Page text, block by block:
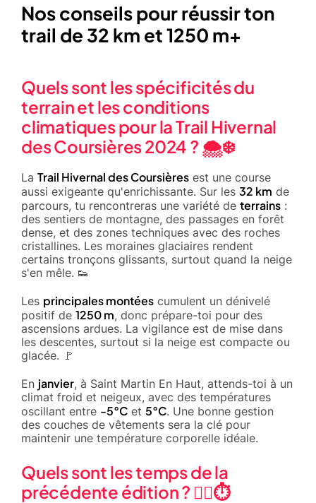
Nos conseils pour réussir ton
trail de 32 km et 1250 m+
Quels sont les spécificités du
terrain et les conditions
climatiques pour la Trail Hivernal
des Coursières 2024 ? 🌨️❄️
La Trail Hivernal des Coursières est une course
aussi exigeante qu'enrichissante. Sur les 32 km de
parcours, tu rencontreras une variété de terrains :
des sentiers de montagne, des passages en forêt
dense, et des zones techniques avec des roches
cristallines. Les moraines glaciaires rendent
certains tronçons glissants, surtout quand la neige
s'en mêle. 👟
Les principales montées cumulent un dénivelé
positif de 1250 m, donc prépare-toi pour des
ascensions ardues. La vigilance est de mise dans
les descentes, surtout si la neige est compacte ou
glacée. 🚩
En janvier, à Saint Martin En Haut, attends-toi à un
climat froid et neigeux, avec des températures
oscillant entre -5°C et 5°C. Une bonne gestion
des couches de vêtements sera la clé pour
maintenir une température corporelle idéale.
Quels sont les temps de la
précédente édition ? 🏃‍♂️⏱️